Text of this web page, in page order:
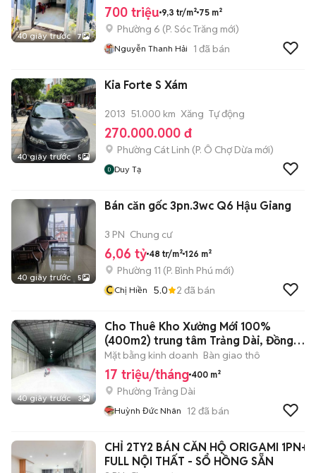
40 giây trước 7
700 triệu 9,3 tr/m² 75 m²
Phường 6 (P. Sóc Trăng mới)
Nguyễn Thanh Hải 1 đã bán
40 giây trước 5
Kia Forte S Xám
2013 51.000 km Xăng Tự động
270.000.000 đ
Phường Cát Linh (P. Ô Chợ Dừa mới)
Duy Tạ
40 giây trước 5
Bán căn gốc 3pn.3wc Q6 Hậu Giang
3 PN Chung cư
6,06 tỷ 48 tr/m² 126 m²
Phường 11 (P. Bình Phú mới)
CChị Hiền 5.0 2 đã bán
40 giây trước 3
Cho Thuê Kho Xưởng Mới 100%
(400m2) trung tâm Trảng Dài, Đồng
Nai
Mặt bằng kinh doanh Bàn giao thô
17 triệu/tháng 400 m²
Phường Trảng Dài
Huỳnh Đức Nhân 12 đã bán
CHỈ 2TY2 BÁN CĂN HỘ ORIGAMI 1PN+
FULL NỘI THẤT - SỔ HỒNG SẴN